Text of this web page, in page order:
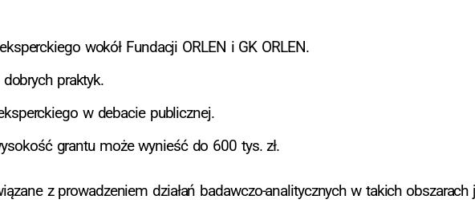
wokół Fundacji ORLEN i GK ORLEN.
praktyk.
w debacie publicznej.
grantu może wynieść do 600 tys. zł.
z prowadzeniem działań badawczo-analitycznych w takich obszarach